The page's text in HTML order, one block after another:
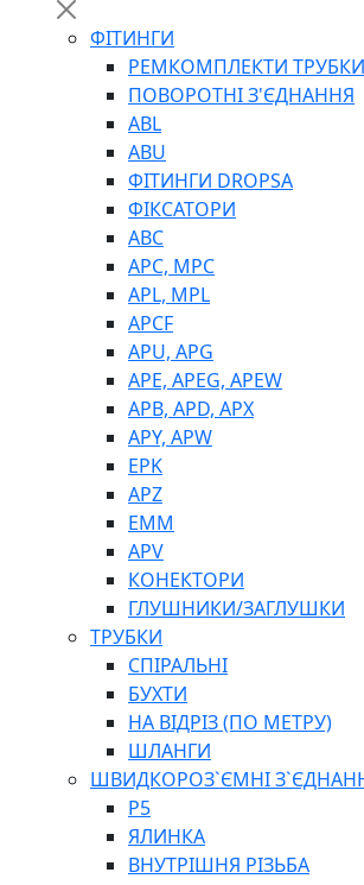
ФІТИНГИ
РЕМКОМПЛЕКТИ ТРУБКИ
ПОВОРОТНІ З'ЄДНАННЯ
ABL
ABU
ФІТИНГИ DROPSA
ФІКСАТОРИ
ABC
APC, MPC
APL, MPL
APCF
APU, APG
APE, APEG, APEW
APB, APD, APX
APY, APW
EPK
APZ
EMM
APV
КОНЕКТОРИ
ГЛУШНИКИ/ЗАГЛУШКИ
ТРУБКИ
СПІРАЛЬНІ
БУХТИ
НА ВІДРІЗ (ПО МЕТРУ)
ШЛАНГИ
ШВИДКОРОЗ`ЄМНІ
P5
ЯЛИНКА
ВНУТРІШНЯ РІЗЬБА